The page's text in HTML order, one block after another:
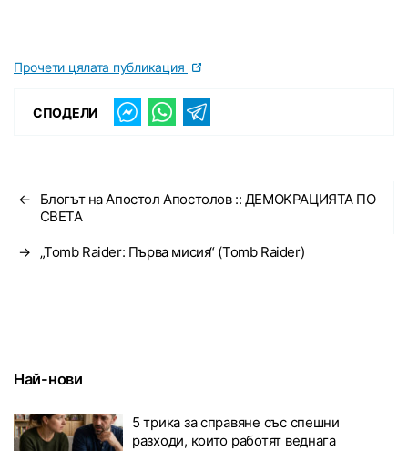
Прочети цялата публикация
СПОДЕЛИ
←
Блогът на Апостол Апостолов :: ДЕМОКРАЦИЯТА ПО
СВЕТА
→ „Tomb Raider: Първа мисия“ (Tomb Raider)
Най-нови
5 трика за справяне със спешни
разходи, които работят веднага